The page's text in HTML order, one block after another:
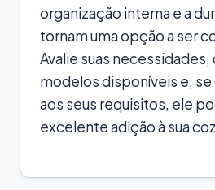
organização interna e a
tornam uma opção a ser
Avalie suas
modelos disponíveis e, se
aos seus requisitos, ele
excelente adição à sua